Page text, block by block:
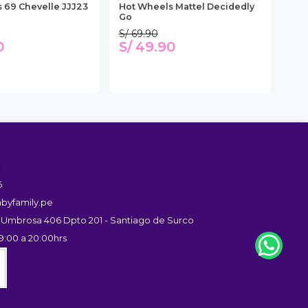
69 Chevelle JJJ23
Hot Wheels Mattel Decidedly
Go
S/ 69.90
S/ 49.90
406 Dpto 201 - Santiago de Surco
a 20:00hrs